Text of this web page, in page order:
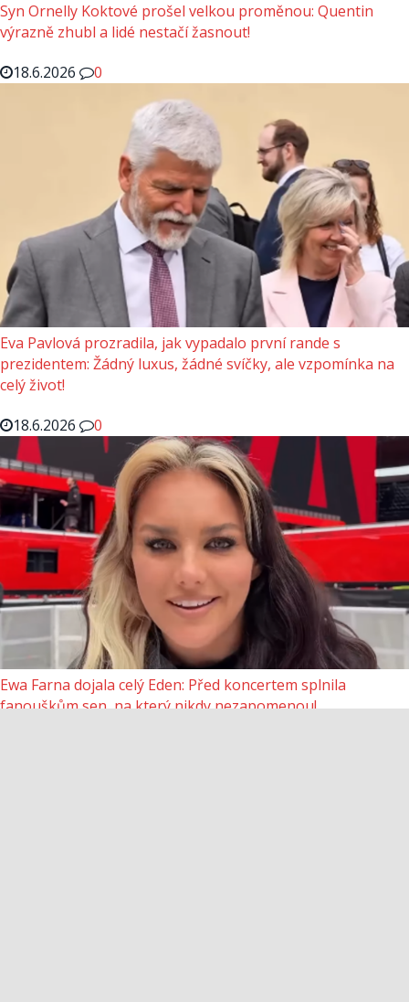
Syn Ornelly Koktové prošel velkou proměnou: Quentin
výrazně zhubl a lidé nestačí žasnout!
18.6.2026
0
Eva Pavlová prozradila, jak vypadalo první rande s
prezidentem: Žádný luxus, žádné svíčky, ale vzpomínka na
celý život!
18.6.2026
0
Ewa Farna dojala celý Eden: Před koncertem splnila
fanouškům sen, na který nikdy nezapomenou!